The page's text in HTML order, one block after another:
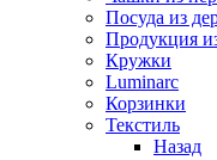
Посуда из
Продукция
Кружки
Luminarc
Корзинки
Текстиль
Назад